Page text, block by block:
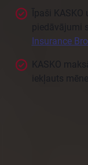
Īpaši KASKO
piedāvājumi
Insurance
KASKO
iekļauts